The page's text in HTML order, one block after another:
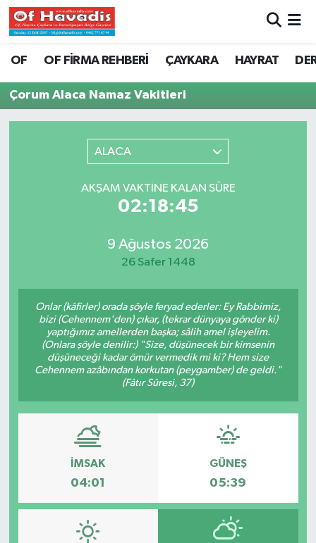
OF OF FİRMA REHBERİ ÇAYKARA HAYRAT
Çorum Alaca Namaz Vakitleri
ALACA
AKŞAM VAKTINE KALAN SÜRE
02:18:45
9 Ağustos 2026
26 Safer 1448
Onlar (kâfirler) orada şöyle feryad ederler: Ey Rabbimiz,
bizi (Cehennem'den) çıkar, (tekrar dünyaya gönder ki)
yaptığımız amellerden başka; sâlih amel işleyelim.
(Onlara şöyle denilir:) "Size, düşünecek bir kimsenin
düşüneceği kadar ömür vermedik mi ki? Hem size
Cehennem azâbından korkutan (peygamber) de geldi."
(Fâtır Sûresi, 37)
İMSAK
04:01
GÜNEŞ
05:39
Trabzon Nöbetçi Eczaneler
Trabzon Hava Durumu
Trabzon Namaz Vakitleri
Trabzon Trafik Yoğunluk Haritası
Süper Lig Puan Durumu ve Fikstür
Son Dakika Haberleri
Haber Arşivi